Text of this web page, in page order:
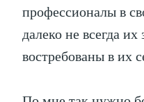
профессионалы в
далеко не всегда
востребованы в их